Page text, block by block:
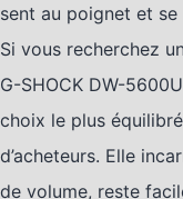
sent au poignet et se
Si vous recherchez
G-SHOCK DW-
choix le plus
d’acheteurs. Elle
de volume, reste